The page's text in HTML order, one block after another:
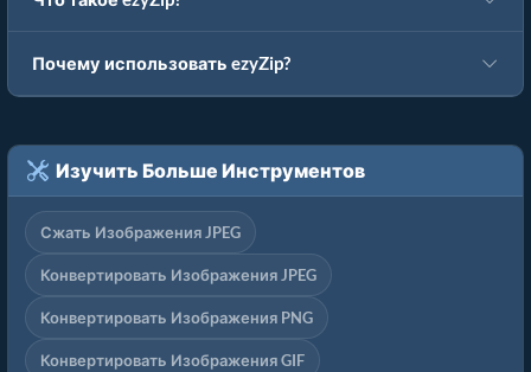
Почему использовать ezyZip?
Изучить Больше Инструментов
Сжать Изображения JPEG
Конвертировать Изображения JPEG
Конвертировать Изображения PNG
Конвертировать Изображения GIF